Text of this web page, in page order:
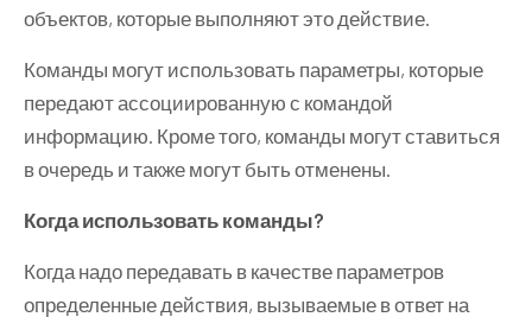
объектов, которые выполняют это действие.
Команды могут использовать параметры, которые
передают ассоциированную с командой
информацию. Кроме того, команды могут ставиться
в очередь и также могут быть отменены.
Когда использовать команды?
Когда надо передавать в качестве параметров
определенные действия, вызываемые в ответ на